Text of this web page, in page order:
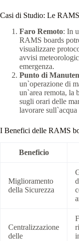
Casi di Studio: Le
Faro Remoto: In
RAMS boards
visualizzare
avvisi
emergenza.
Punto di
un`operazione di
un`area remota, la
sugli orari delle
lavorare
I Benefici delle RAMS
Beneficio
Miglioramento
della Sicurezza
Centralizzazione
delle